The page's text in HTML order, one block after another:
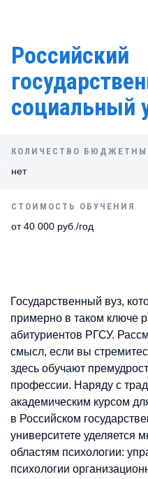
Российский
социальный
КОЛИЧЕСТВО
нет
СТОИМОСТЬ ОБУЧЕНИЯ
от 40 000 руб./год
Государственный вуз,
примерно в таком ключе
абитуриентов РГСУ.
смысл, если вы
здесь обучают
профессии. Наряду с
академическим курсом
в Российском
университете уделяется
областям психологии:
психологии